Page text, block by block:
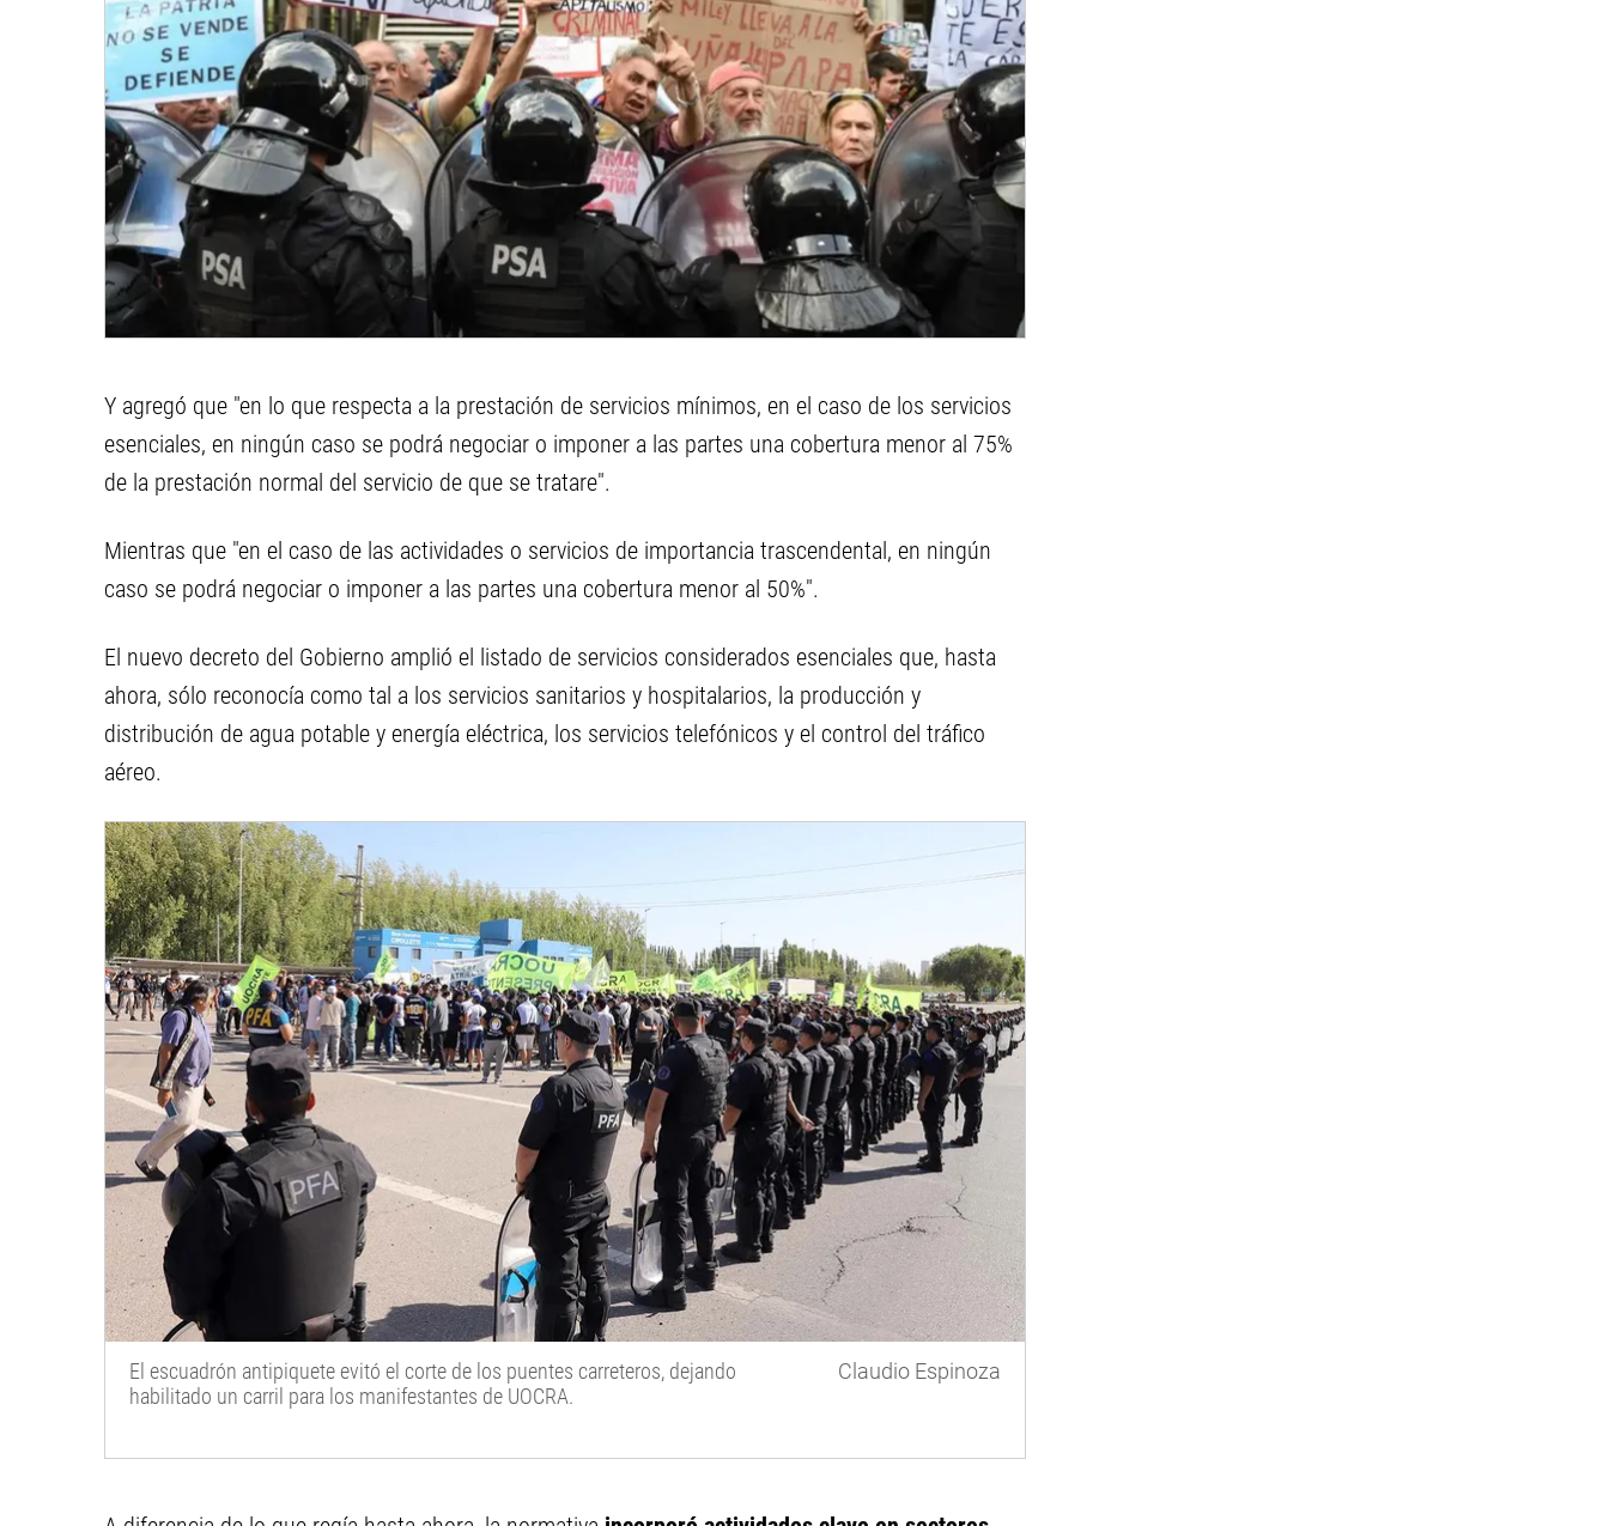
Y agregó que "en lo que respecta a la prestación de servicios mínimos, en el caso de los servicios
esenciales, en ningún caso se podrá negociar o imponer a las partes una cobertura menor al 75%
de la prestación normal del servicio de que se tratare".
Mientras que "en el caso de las actividades o servicios de importancia trascendental, en ningún
caso se podrá negociar o imponer a las partes una cobertura menor al 50%".
El nuevo decreto del Gobierno amplió el listado de servicios considerados esenciales que, hasta
ahora, sólo reconocía como tal a los servicios sanitarios y hospitalarios, la producción y
distribución de agua potable y energía eléctrica, los servicios telefónicos y el control del tráfico
aéreo.
El escuadrón antipiquete evitó el corte de los puentes carreteros, dejando
habilitado un carril para los manifestantes de UOCRA.
Claudio Espinoza